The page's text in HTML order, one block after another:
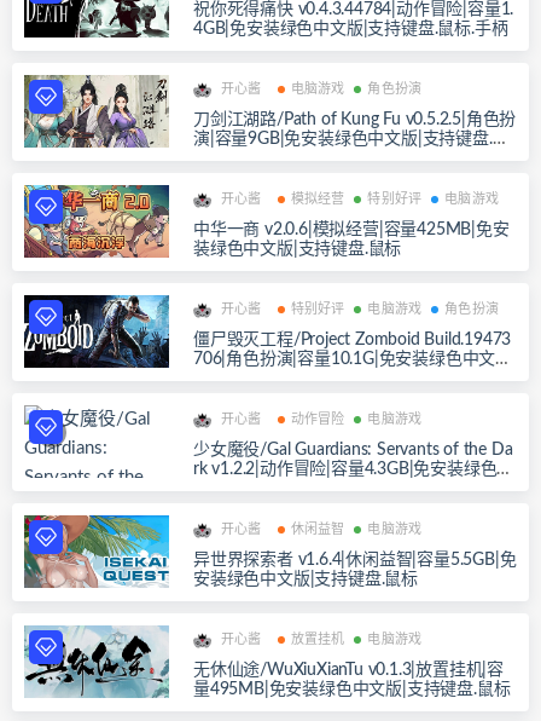
祝你死得痛快 v0.4.3.44784|动作冒险|容量1.
4GB|免安装绿色中文版|支持键盘.鼠标.手柄
开心酱 电脑游戏 角色扮演
刀剑江湖路/Path of Kung Fu v0.5.2.5|角色扮
演|容量9GB|免安装绿色中文版|支持键盘.鼠
标
开心酱 模拟经营 特别好评 电脑游戏
中华一商 v2.0.6|模拟经营|容量425MB|免安
装绿色中文版|支持键盘.鼠标
开心酱 特别好评 电脑游戏 角色扮演
僵尸毁灭工程/Project Zomboid Build.19473
706|角色扮演|容量10.1G|免安装绿色中文版|
支持键盘.鼠标.手柄
开心酱 动作冒险 电脑游戏
少女魔役/Gal Guardians: Servants of the Da
rk v1.2.2|动作冒险|容量4.3GB|免安装绿色中
文版|支持键盘.鼠标.手柄
开心酱 休闲益智 电脑游戏
异世界探索者 v1.6.4|休闲益智|容量5.5GB|免
安装绿色中文版|支持键盘.鼠标
开心酱 放置挂机 电脑游戏
无休仙途/WuXiuXianTu v0.1.3|放置挂机|容
量495MB|免安装绿色中文版|支持键盘.鼠标